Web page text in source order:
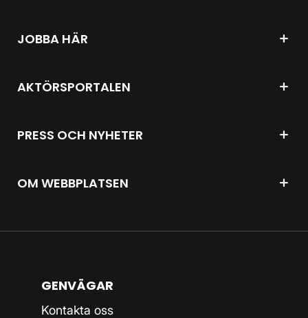
JOBBA HÄR
AKTÖRSPORTALEN
PRESS OCH NYHETER
OM WEBBPLATSEN
GENVÄGAR
Kontakta oss